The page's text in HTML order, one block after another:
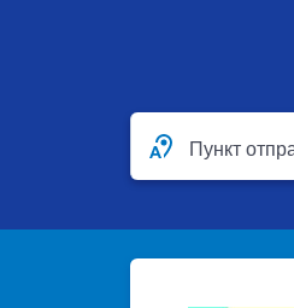
Пункт